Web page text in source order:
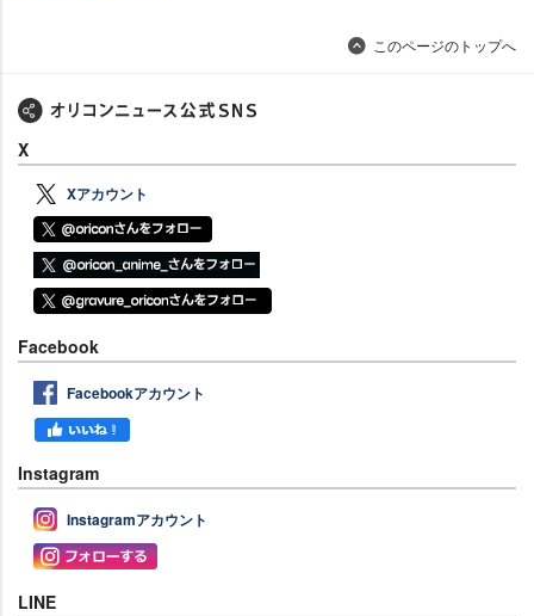
このページのトップへ
X
Xアカウント
Facebook
Facebookアカウント
Instagram
Instagramアカウント
LINE